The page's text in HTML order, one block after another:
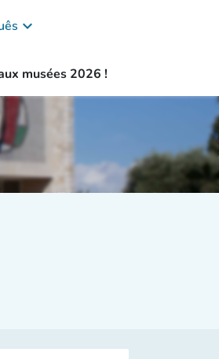
keyboard_arrow_down
musées 2026 !